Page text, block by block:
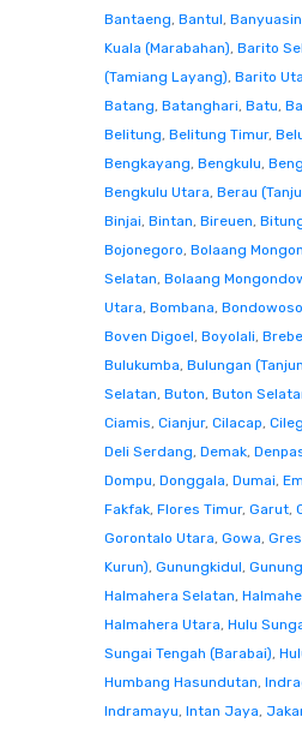
Bantaeng, Bantul, Banyuasin
Kuala (Marabahan), Barito
(Tamiang Layang), Barito
Batang, Batanghari, Batu,
Belitung, Belitung Timur,
Bengkayang, Bengkulu,
Bengkulu Utara, Berau
Binjai, Bintan, Bireuen,
Bojonegoro, Bolaang
Selatan, Bolaang
Utara, Bombana, Bondowoso
Boven Digoel, Boyolali,
Bulukumba, Bulungan
Selatan, Buton, Buton
Ciamis, Cianjur, Cilacap,
Deli Serdang, Demak,
Dompu, Donggala, Dumai,
Fakfak, Flores Timur, Garut,
Gorontalo Utara, Gowa,
Kurun), Gunungkidul,
Halmahera Selatan,
Halmahera Utara, Hulu
Sungai Tengah (Barabai),
Humbang Hasundutan,
Indramayu, Intan Jaya,